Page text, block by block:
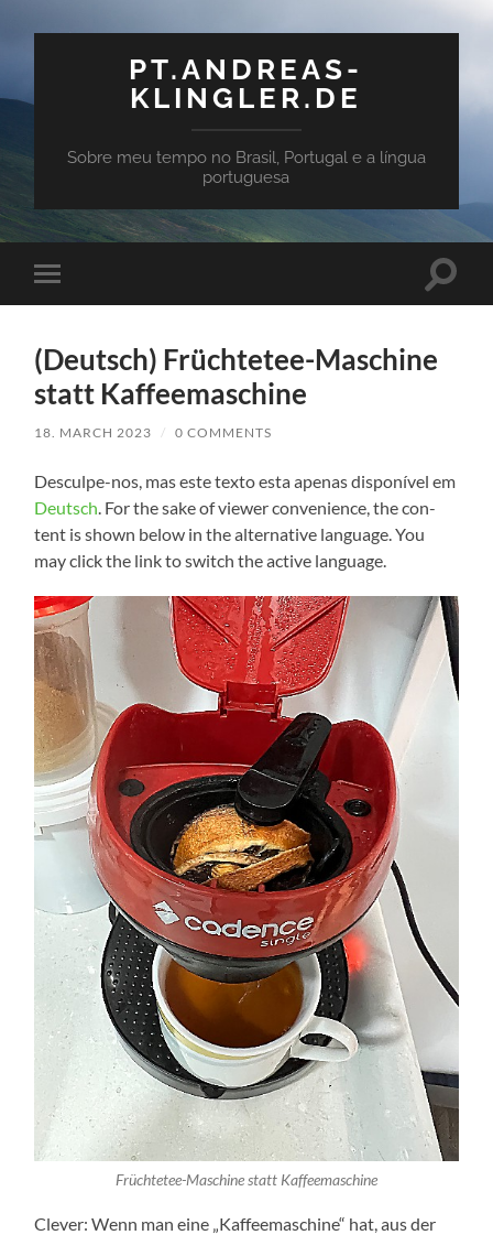
PT.ANDREAS-
KLINGLER.DE
Sobre meu tempo no Brasil, Portugal e a língua
portuguesa
Toggle
mobile
Toggle
(Deutsch) Früchtetee-Maschine
statt Kaffeemaschine
18. MARCH 2023 / 0 COMMENTS
Desculpe-nos, mas este tex­to esta ape­n­as dis­poní­vel em
Deutsch . For the sake of view­er con­ve­ni­ence, the con­
tent is shown below in the alter­na­ti­ve lan­guage. You
may click the link to switch the acti­ve language.
Früchtetee-Maschine statt Kaffeemaschine
Cle­ver: Wenn man eine „Kaf­fee­ma­schi­ne“ hat, aus der